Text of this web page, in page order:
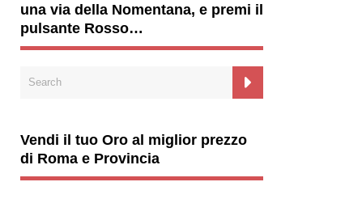
una via della Nomentana, e premi il
pulsante Rosso…
Vendi il tuo Oro al miglior prezzo
di Roma e Provincia